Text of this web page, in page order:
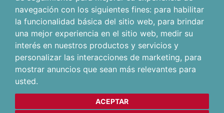
navegación con los siguientes fines: para habilitar
la funcionalidad básica del sitio web, para brindar
una mejor experiencia en el sitio web, medir su
interés en nuestros productos y servicios y
personalizar las interacciones de marketing, para
mostrar anuncios que sean más relevantes para
usted.
ACEPTAR